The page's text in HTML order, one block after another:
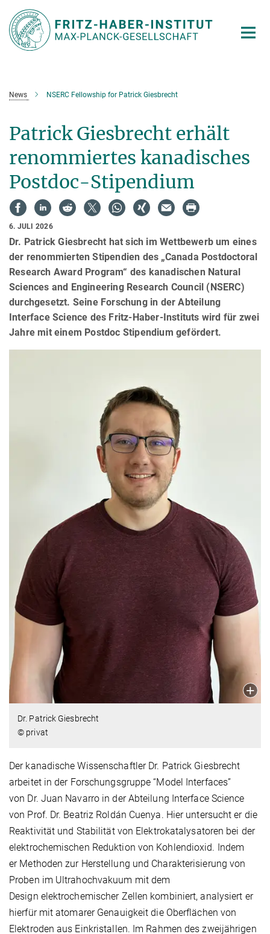
Hauptinhalt
News NSERC Fellowship for Patrick Giesbrecht
Patrick Giesbrecht erhält
renommiertes kanadisches
Postdoc-Stipendium
6. JULI 2026
Dr. Patrick Giesbrecht hat sich im Wettbewerb um eines
der renommierten Stipendien des „Canada Postdoctoral
Research Award Program“ des kanadischen Natural
Sciences and Engineering Research Council (NSERC)
durchgesetzt. Seine Forschung in der Abteilung
Interface Science des Fritz-Haber-Instituts wird für zwei
Jahre mit einem Postdoc Stipendium gefördert.
Dr. Patrick Giesbrecht
© privat
Der kanadische Wissenschaftler Dr. Patrick Giesbrecht
arbeitet in der Forschungsgruppe “Model Interfaces”
von Dr. Juan Navarro in der Abteilung Interface Science
von Prof. Dr. Beatriz Roldán Cuenya. Hier untersucht er die
Reaktivität und Stabilität von Elektrokatalysatoren bei der
elektrochemischen Reduktion von Kohlendioxid. Indem
er Methoden zur Herstellung und Charakterisierung von
Proben im Ultrahochvakuum mit dem
Design elektrochemischer Zellen kombiniert, analysiert er
hierfür mit atomarer Genauigkeit die Oberflächen von
Elektroden aus Einkristallen. Im Rahmen des zweijährigen